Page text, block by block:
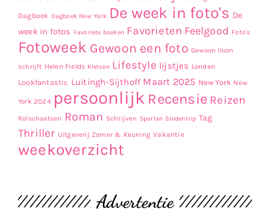
Dagboek Dagboek New York De week in foto's De
week in fotos Favoriete boeken Favorieten Feelgood Foto's
Fotoweek Gewoon een foto Gewoon Iloon
schrijft Helen Fields Kletsen Lifestyle lijstjes Londen
Lookfantastic Luitingh-Sijthoff Maart 2025 New York New
York 2024 persoonlijk Recensie Reizen
Rolschaatsen Roman Schrijven Sporten Stedentrip Tag
Thriller Uitgeverij Zomer & Keuning Vakantie
weekoverzicht
Advertentie